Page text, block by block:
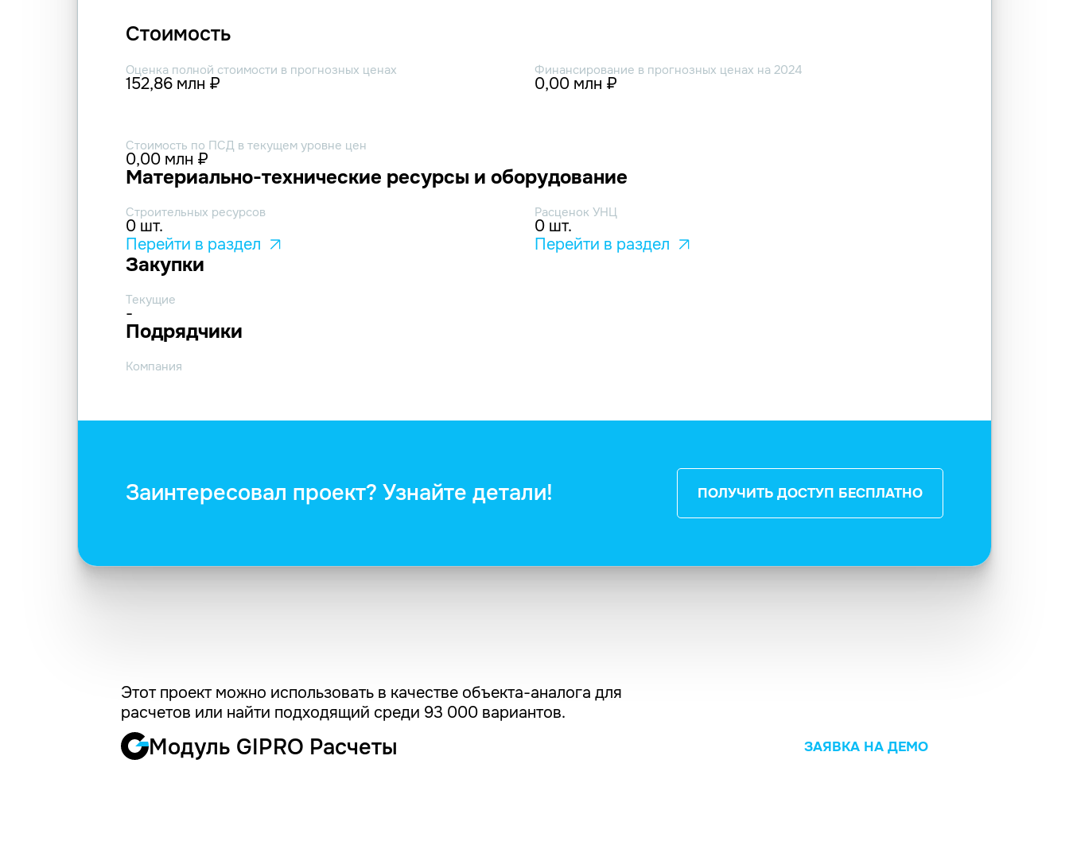
Стоимость
Оценка полной стоимости в прогнозных ценах
152,86 млн ₽
Финансирование в прогнозных ценах на 2024
0,00 млн ₽
Стоимость по ПСД в текущем уровне цен
0,00 млн ₽
Материально-технические ресурсы и оборудование
Строительных ресурсов
0 шт.
Перейти в раздел
Расценок УНЦ
0 шт.
Перейти в раздел
Закупки
Текущие
-
Подрядчики
Компания
Заинтересовал проект? Узнайте детали! ПОЛУЧИТЬ ДОСТУП БЕСПЛАТНО
Этот проект можно использовать в качестве объекта-аналога для
расчетов или найти подходящий среди 93 000 вариантов.
Модуль GIPRO Расчеты ЗАЯВКА НА ДЕМО